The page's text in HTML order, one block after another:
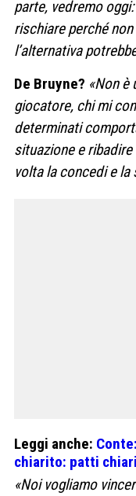
parte, vedremo
rischiare perché
l’alternativa
De Bruyne? «Non è
giocatore, chi mi
determinati
situazione e
volta la concedi e
Leggi anche:
chiarito: patti
«Noi vogliamo